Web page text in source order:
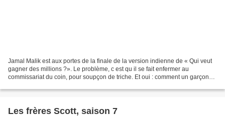
Jamal Malik est aux portes de la finale de la version indienne de « Qui veut
gagner des millions ?». Le problème, c est qu il se fait enfermer au
commissariat du coin, pour soupçon de triche. Et oui : comment un garçon
Les frères Scott, saison 7